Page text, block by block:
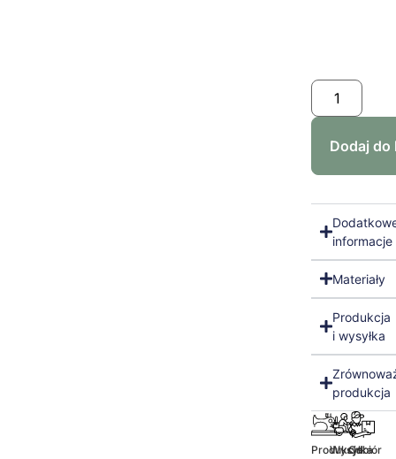
Dodaj do
informacje
Materiały
Produkcja
i wysyłka
produkcja
Produkcja
Wysyłka
Odbiór